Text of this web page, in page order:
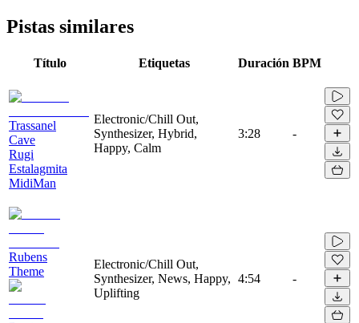
Pistas similares
Título Etiquetas Duración BPM
Trassanel
Cave
Rugi
Estalagmita
MidiMan
Electronic/Chill Out,
Synthesizer, Hybrid,
Happy, Calm
3:28 -
Rubens
Theme
Electronic/Chill Out,
Synthesizer, News, Happy,
Uplifting
4:54 -